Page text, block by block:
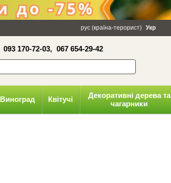
Політика конфіденційності
рус (країна-терорист) Укр
093 170-72-03, 067 654-29-42
Виноград Квітучі
Декоративні дерева та
чагарники